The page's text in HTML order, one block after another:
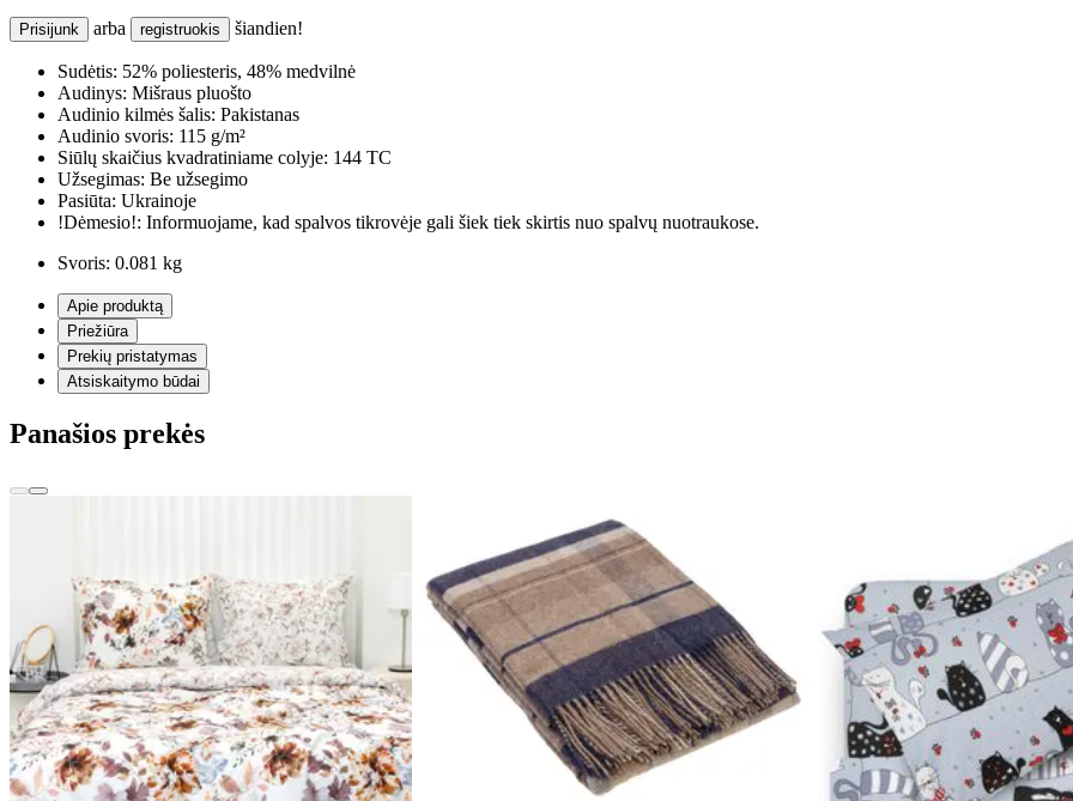
Prisijunk arba registruokis šiandien!
Sudėtis: 52% poliesteris, 48% medvilnė
Audinys: Mišraus pluošto
Audinio kilmės šalis: Pakistanas
Audinio svoris: 115 g/m²
Siūlų skaičius kvadratiniame colyje: 144 TC
Užsegimas: Be užsegimo
Pasiūta: Ukrainoje
!Dėmesio!: Informuojame, kad spalvos tikrovėje gali šiek tiek skirtis nuo spalvų nuotraukose.
Svoris: 0.081 kg
Apie produktą
Priežiūra
Prekių pristatymas
Atsiskaitymo būdai
Panašios prekės